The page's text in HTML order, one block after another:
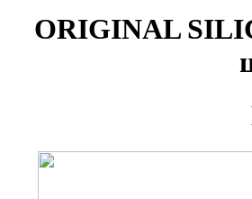
ORIGINAL